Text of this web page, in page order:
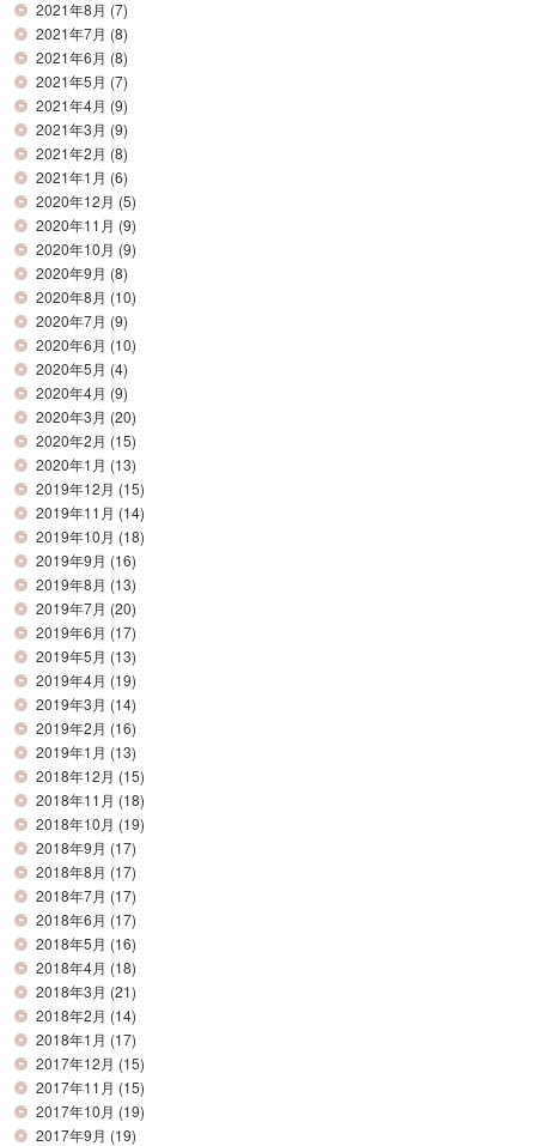
2021年8月 (7)
2021年7月 (8)
2021年6月 (8)
2021年5月 (7)
2021年4月 (9)
2021年3月 (9)
2021年2月 (8)
2021年1月 (6)
2020年12月 (5)
2020年11月 (9)
2020年10月 (9)
2020年9月 (8)
2020年8月 (10)
2020年7月 (9)
2020年6月 (10)
2020年5月 (4)
2020年4月 (9)
2020年3月 (20)
2020年2月 (15)
2020年1月 (13)
2019年12月 (15)
2019年11月 (14)
2019年10月 (18)
2019年9月 (16)
2019年8月 (13)
2019年7月 (20)
2019年6月 (17)
2019年5月 (13)
2019年4月 (19)
2019年3月 (14)
2019年2月 (16)
2019年1月 (13)
2018年12月 (15)
2018年11月 (18)
2018年10月 (19)
2018年9月 (17)
2018年8月 (17)
2018年7月 (17)
2018年6月 (17)
2018年5月 (16)
2018年4月 (18)
2018年3月 (21)
2018年2月 (14)
2018年1月 (17)
2017年12月 (15)
2017年11月 (15)
2017年10月 (19)
2017年9月 (19)